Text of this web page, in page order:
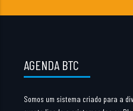
AGENDA BTC
Somos um sistema criado para a